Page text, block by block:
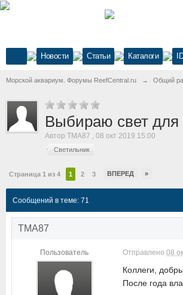
Новости Статьи Каталоги ID
Морской аквариум. Форумы ReefCentral.ru → Общий
Выбираю свет
Автор TMA87 , 08 окт 2019 15:00
Светильник
Страница 1 из 4 1 2 3 ВПЕРЕД »
Сообщений в теме: 71
TMA87
Пользователь Отправлено 08
Коллеги,
После года